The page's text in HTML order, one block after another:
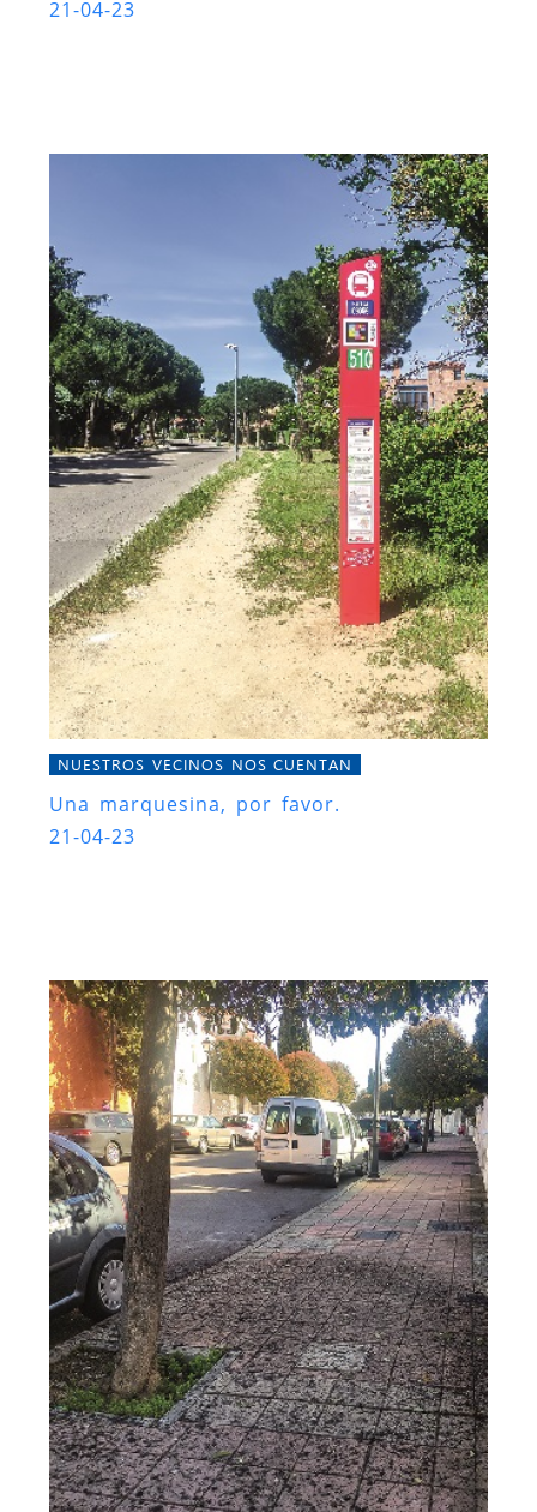
21-04-23
NUESTROS VECINOS NOS CUENTAN
Una marquesina, por favor.
21-04-23